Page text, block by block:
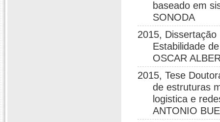
baseado em
SONODA
2015,
Estabilidade
OSCAR
2015, Tese
de estruturas
logistica e
ANTONIO